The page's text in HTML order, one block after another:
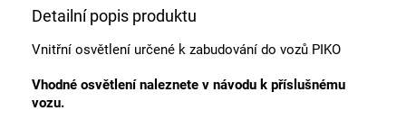
Detailní popis produktu
Vnitřní osvětlení určené k zabudování do vozů PIKO
Vhodné osvětlení naleznete v návodu k příslušnému
vozu.